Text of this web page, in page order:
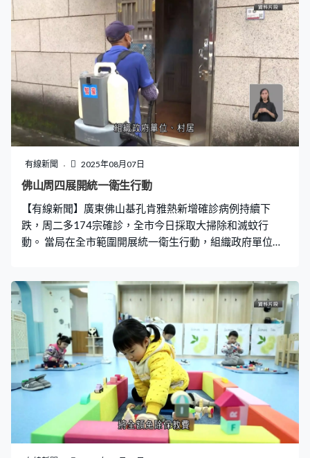
有線新聞 2025年08月07日
佛山周四展開統一衛生行動
【有線新聞】廣東佛山基孔肯雅熱新增確診病例持續下
跌，周二多174宗確診，全市今日採取大掃除和滅蚊行
動。 當局在全市範圍開展統一衛生行動，組織政府單位、
孳生環境。佛山上月8日發現一宗基孔肯雅熱輸入病例後疫
情持續一個月，近期得到控制，過去數日病例持續下跌。